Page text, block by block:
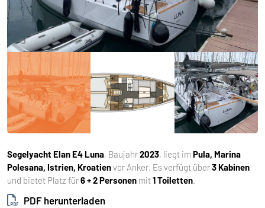
Segelyacht Elan E4 Luna, Baujahr2023, liegt imPula, Marina
Polesana, Istrien, Kroatienvor Anker. Es verfügt über3 Kabinen
und bietet Platz für6 + 2 Personen mit1 Toiletten.
PDF herunterladen